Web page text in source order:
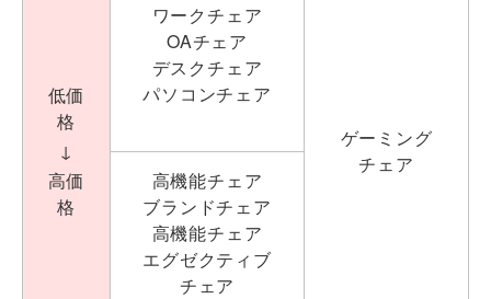
低価
格
↓
高価
格
ワークチェア
OAチェア
デスクチェア
パソコンチェア
ゲーミング
チェア
高機能チェア
ブランドチェア
高機能チェア
エグゼクティブ
チェア